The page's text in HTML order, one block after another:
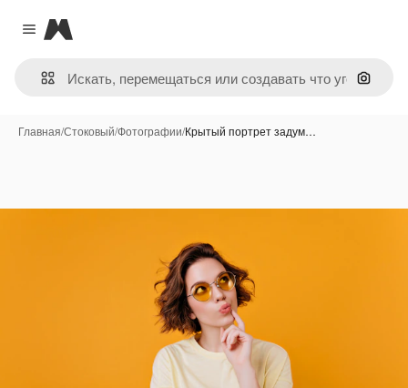
Close menu
Magnific
Поиск
Главная/Стоковый/Фотографии/Крытый портрет задум…